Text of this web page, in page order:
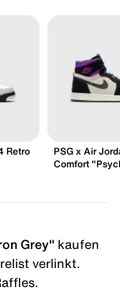
Retro
PSG x Air
Comfort
Grey" kaufen
verlinkt.